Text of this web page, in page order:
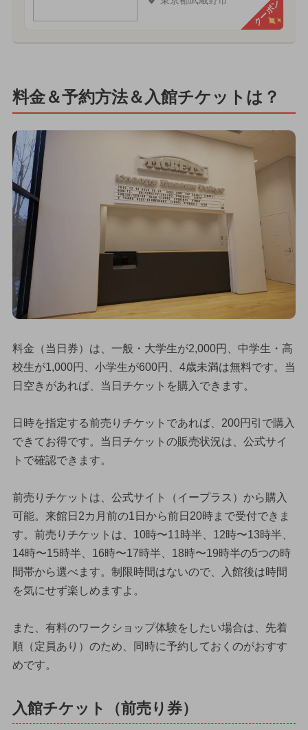
クーポン
料金＆予約方法＆入館チケットは？
料金（当日券）は、一般・大学生が2,000円、中学生・高
校生が1,000円、小学生が600円、4歳未満は無料です。当
日空きがあれば、当日チケットを購入できます。
日時を指定する前売りチケットであれば、200円引で購入
できてお得です。当日チケットの販売状況は、公式サイ
トで確認できます。
前売りチケットは、公式サイト（イープラス）から購入
可能。来館日2カ月前の1日から前日20時まで受付できま
す。前売りチケットは、10時〜11時半、12時〜13時半、
14時〜15時半、16時〜17時半、18時〜19時半の5つの時
間帯から選べます。制限時間はないので、入館後は時間
を気にせず楽しめますよ。
また、有料のワークショップ体験をしたい場合は、先着
順（定員あり）のため、同時に予約しておくのがおすす
めです。
入館チケット（前売り券）